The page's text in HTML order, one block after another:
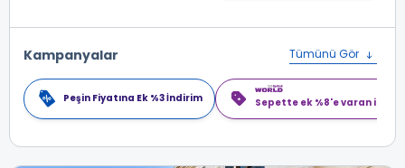
Kampanyalar Tümünü Gör
Peşin Fiyatına Ek %3 İndirim Sepette ek %8'e varan